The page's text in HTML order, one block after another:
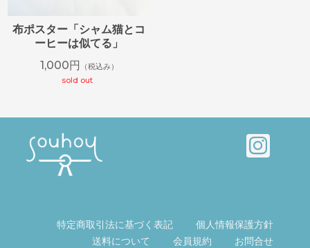
布ポスター「シャム猫とコ
ーヒーは似てる」
1,000円
（税込み）
sold out
特定商取引法に基づく表記
個人情報保護方針
送料について
会員規約 お問合せ